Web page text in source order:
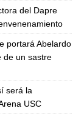
del Dapre
portará Abelardo
de un sastre
será la
USC